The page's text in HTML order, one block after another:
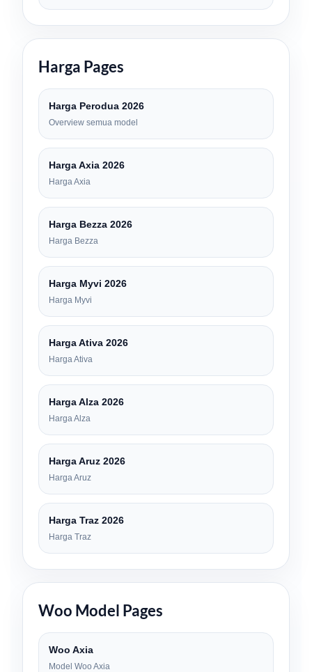
Harga Pages
Harga Perodua 2026
Overview semua model
Harga Axia 2026
Harga Axia
Harga Bezza 2026
Harga Bezza
Harga Myvi 2026
Harga Myvi
Harga Ativa 2026
Harga Ativa
Harga Alza 2026
Harga Alza
Harga Aruz 2026
Harga Aruz
Harga Traz 2026
Harga Traz
Woo Model Pages
Woo Axia
Model Woo Axia